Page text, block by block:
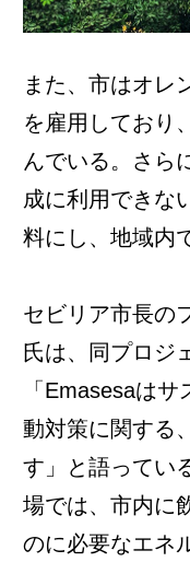
また、市はオレ
を雇用しており
んでいる。さら
成に利用できな
料にし、地域内
セビリア市長の
氏は、同プロジ
「Emasesaは
動対策に関する
す」と語ってい
場では、市内に
のに必要なエネ